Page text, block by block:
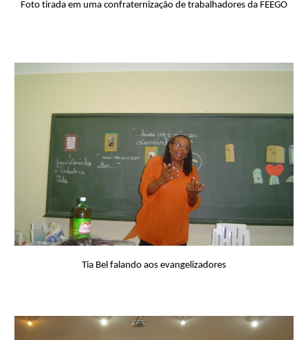
Foto tirada em uma confraternização de trabalhadores da FEEGO
Tia Bel falando aos evangelizadores